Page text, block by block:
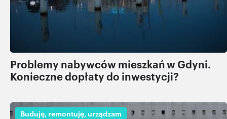
Problemy nabywców mieszkań w Gdyni.
Konieczne dopłaty do inwestycji?
Buduję, remontuję, urządzam